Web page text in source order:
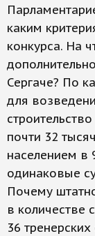
каким
конкурса. На
Сергаче? По
для
почти 32
населением в
одинаковые
Почему
в количестве
36